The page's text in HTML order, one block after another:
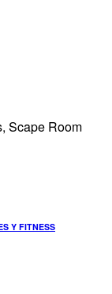
Scape Room
Y FITNESS